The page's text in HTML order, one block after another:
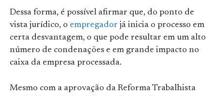
Dessa forma, é possível afirmar que, do ponto de
vista jurídico, o empregador já inicia o processo em
certa desvantagem, o que pode resultar em um alto
número de condenações e em grande impacto no
caixa da empresa processada.
Mesmo com a aprovação da Reforma Trabalhista